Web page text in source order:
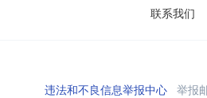
联系我们
违法和不良信息举报中心举报